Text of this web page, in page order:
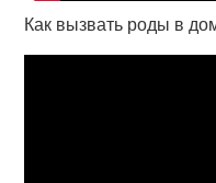
Как вызвать роды в